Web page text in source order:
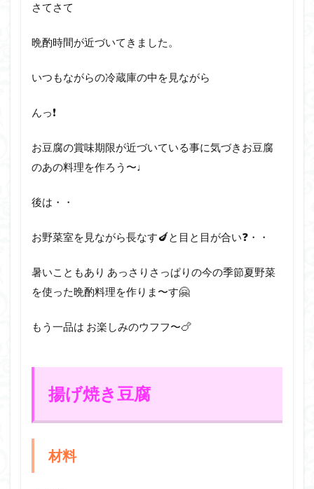
さてさて
晩酌時間が近づいてきました。
いつもながらの冷蔵庫の中を見ながら
んっ❗️
お豆腐の賞味期限が近づいている事に気づきお豆腐
のあの料理を作ろう〜♩
後は・・
お野菜室を見ながら長なす🍆と目と目が合い❓・・
暑いこともあり あっさりさっぱりの今の季節夏野菜
を使った晩酌料理を作りま〜す🤗
もう一品は お楽しみのウフフ〜🍗
揚げ焼き豆腐
材料